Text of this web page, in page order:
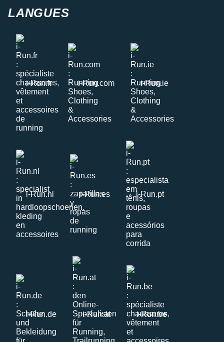
LANGUES
i-Run.fr i-Run.com i-Run.ie
i-Run.nl i-Run.es i-Run.pt
i-Run.de i-Run.at i-Run.be